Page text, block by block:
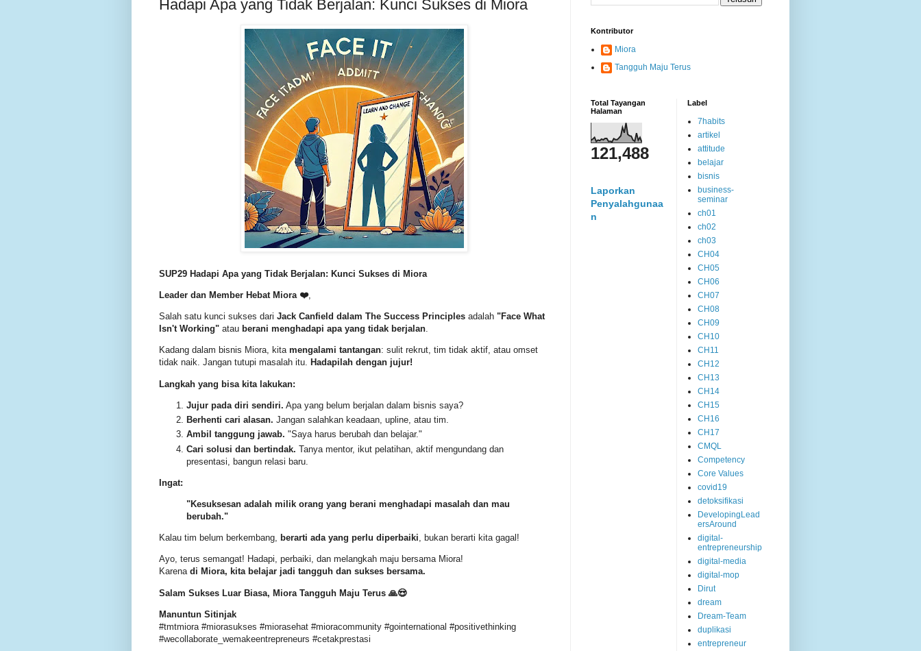
Hadapi Apa yang Tidak Berjalan: Kunci Sukses di Miora
SUP29 Hadapi Apa yang Tidak Berjalan: Kunci Sukses di Miora
Leader dan Member Hebat Miora ❤️,
Salah satu kunci sukses dari Jack Canfield dalam The Success Principles adalah "Face What
Isn't Working" atau berani menghadapi apa yang tidak berjalan.
Kadang dalam bisnis Miora, kita mengalami tantangan: sulit rekrut, tim tidak aktif, atau omset
tidak naik. Jangan tutupi masalah itu. Hadapilah dengan jujur!
Langkah yang bisa kita lakukan:
Jujur pada diri sendiri. Apa yang belum berjalan dalam bisnis saya?
Berhenti cari alasan. Jangan salahkan keadaan, upline, atau tim.
Ambil tanggung jawab. "Saya harus berubah dan belajar."
Cari solusi dan bertindak. Tanya mentor, ikut pelatihan, aktif mengundang dan
presentasi, bangun relasi baru.
Ingat:
"Kesuksesan adalah milik orang yang berani menghadapi masalah dan mau
berubah."
Kalau tim belum berkembang, berarti ada yang perlu diperbaiki, bukan berarti kita gagal!
Ayo, terus semangat! Hadapi, perbaiki, dan melangkah maju bersama Miora!
Karena di Miora, kita belajar jadi tangguh dan sukses bersama.
Salam Sukses Luar Biasa, Miora Tangguh Maju Terus 🙏😍
Manuntun Sitinjak
#tmtmiora #miorasukses #miorasehat #mioracommunity #gointernational #positivethinking
#wecollaborate_wemakeentrepreneurs #cetakprestasi
Kontributor
Miora
Tangguh Maju Terus
Total Tayangan
Halaman
121,488
Laporkan
Penyalahgunaa
n
Label
7habits
artikel
attitude
belajar
bisnis
business-
seminar
ch01
ch02
ch03
CH04
CH05
CH06
CH07
CH08
CH09
CH10
CH11
CH12
CH13
CH14
CH15
CH16
CH17
CMQL
Competency
Core Values
covid19
detoksifikasi
DevelopingLead
ersAround
digital-
entrepreneurship
digital-media
digital-mop
Dirut
dream
Dream-Team
duplikasi
entrepreneur